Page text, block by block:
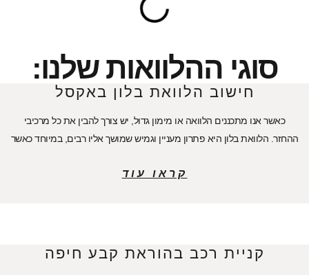
סוגי ההלוואות שלנו:
חישוב הלוואת בלון באקסל
כאשר אנו מתכננים הלוואה או מימון גדול, יש צורך להבין את כל מרכיבי
ההחזר. הלוואת בלון היא פתרון מעניין וגמיש שמושך אליו רבים, במיוחד כאשר
קראו עוד
קניית רכב בהוראת קבע חיפה